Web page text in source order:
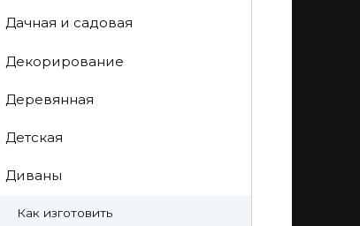
Дачная и садовая
Декорирование
Деревянная
Детская
Диваны
Как изготовить